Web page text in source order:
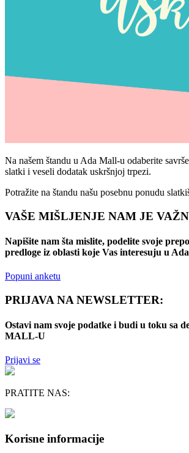
Na našem štandu u Ada Mall-u odaberite
slatki i veseli dodatak uskršnjoj trpezi.
Potražite na štandu našu posebnu ponudu
VAŠE MIŠLJENJE NAM JE
Napišite nam šta mislite, podelite svoje
predloge iz oblasti koje Vas interesuju u
Popuni anketu
PRIJAVA NA NEWSLETTER:
Ostavi nam svoje podatke i budi u toku sa
MALL-U
Prijavi se
PRATITE NAS:
Korisne informacije